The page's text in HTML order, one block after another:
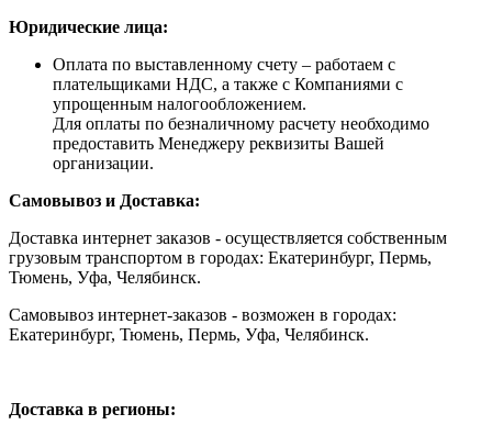
Юридические лица:
Оплата по выставленному счету – работаем с
плательщиками НДС, а также с Компаниями с
упрощенным налогообложением.
Для оплаты по безналичному расчету необходимо
предоставить Менеджеру реквизиты Вашей
организации.
Самовывоз и Доставка:
Доставка интернет заказов - осуществляется собственным
грузовым транспортом в городах: Екатеринбург, Пермь,
Тюмень, Уфа, Челябинск.
Самовывоз интернет-заказов - возможен в городах:
Екатеринбург, Тюмень, Пермь, Уфа, Челябинск.
Доставка в регионы: